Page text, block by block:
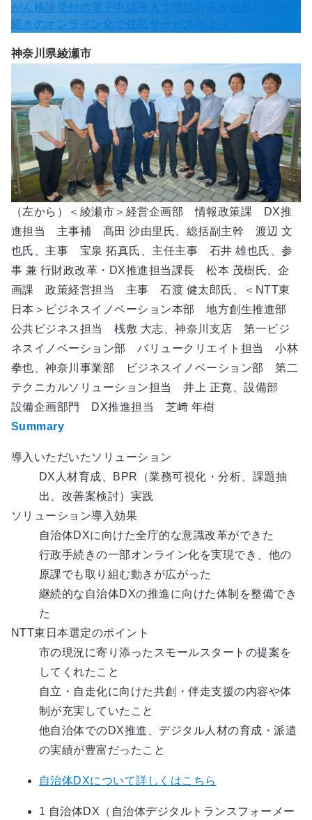
がん検診受付の電子申請導入で電話対応が激減！行政手
続きのオンライン化で住民サービス向上へ
神奈川県綾瀬市
（左から）＜綾瀬市＞経営企画部 情報政策課 DX推
進担当 主事補 髙田 沙由里氏、総括副主幹 渡辺 文
也氏、主事 宝泉 拓真氏、主任主事 石井 雄也氏、参
事 兼 行財政改革・DX推進担当課長 松本 茂樹氏、企
画課 政策経営担当 主事 石渡 健太郎氏、＜NTT東
日本＞ビジネスイノベーション本部 地方創生推進部
公共ビジネス担当 桟敷 大志、神奈川支店 第一ビジ
ネスイノベーション部 バリュークリエイト担当 小林
拳也、神奈川事業部 ビジネスイノベーション部 第二
テクニカルソリューション担当 井上 正寛、設備部
設備企画部門 DX推進担当 芝﨑 年樹
Summary
導入いただいたソリューション
DX人材育成、BPR（業務可視化・分析、課題抽
出、改善案検討）実践
ソリューション導入効果
自治体DXに向けた全庁的な意識改革ができた
行政手続きの一部オンライン化を実現でき、他の
原課でも取り組む動きが広がった
継続的な自治体DXの推進に向けた体制を整備でき
た
NTT東日本選定のポイント
市の現況に寄り添ったスモールスタートの提案を
してくれたこと
自立・自走化に向けた共創・伴走支援の内容や体
制が充実していたこと
他自治体でのDX推進、デジタル人材の育成・派遣
の実績が豊富だったこと
自治体DXについて詳しくはこちら
1 自治体DX（自治体デジタルトランスフォーメー